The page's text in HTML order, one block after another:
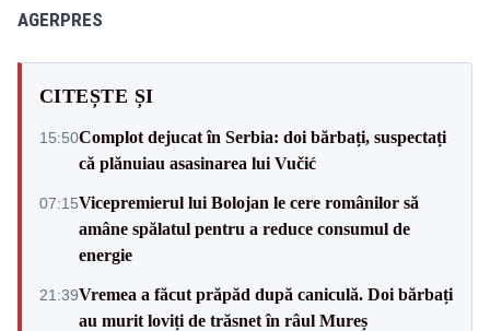
AGERPRES
CITEȘTE ȘI
15:50Complot dejucat în Serbia: doi bărbați, suspectați
că plănuiau asasinarea lui Vučić
07:15Vicepremierul lui Bolojan le cere românilor să
amâne spălatul pentru a reduce consumul de
energie
21:39Vremea a făcut prăpăd după caniculă. Doi bărbați
au murit loviți de trăsnet în râul Mureș